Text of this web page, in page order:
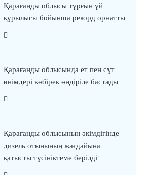
Қарағанды облысы тұрғын үй
құрылысы бойынша рекорд орнатты
Қарағанды облысында ет пен сүт
өнімдері көбірек өндіріле бастады
Қарағанды облысының әкімдігінде
дизель отынының жағдайына
қатысты түсініктеме берілді